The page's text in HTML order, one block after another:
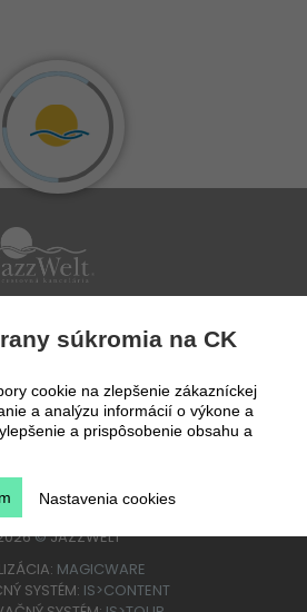
Po - Pi 9 - 17 hod
0850 777 888
©JAZZWELT
MAGICWARE
SYSTÉM: IS>CONTENT
súkromia na CK
cookie na zlepšenie zákazníckej
a analýzu informácií o výkone a
a prispôsobenie obsahu a
Nastavenia cookies